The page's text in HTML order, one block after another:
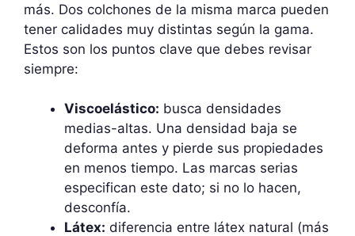
más. Dos colchones de la misma marca pueden
tener calidades muy distintas según la gama.
Estos son los puntos clave que debes revisar
siempre:
Viscoelástico: busca densidades
medias-altas. Una densidad baja se
deforma antes y pierde sus propiedades
en menos tiempo. Las marcas serias
especifican este dato; si no lo hacen,
desconfía.
Látex: diferencia entre látex natural (más